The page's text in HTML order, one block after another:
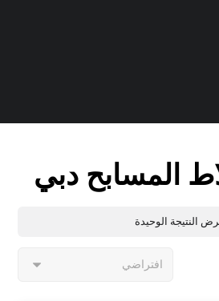
المسابح دبي
النتيجة الوحيدة